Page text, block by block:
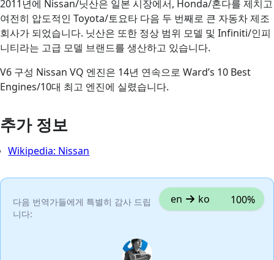
2011년에 Nissan/닛산은 일본 시장에서, Honda/혼다를 제치고
여전히 압도적인 Toyota/토요타 다음 두 번째로 큰 자동차 제조
회사가 되었습니다. 닛산은 또한 정상 범위 모델 및 Infiniti/인피
니티라는 고급 모델 브랜드를 생산하고 있습니다.
V6 구성 Nissan VQ 엔진은 14년 연속으로 Ward’s 10 Best
Engines/10대 최고 엔진에 실렸습니다.
추가 정보
Wikipedia: Nissan
다음 번역가들에게 특별히 감사 드립
니다:
en ko 100%